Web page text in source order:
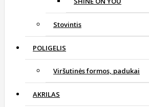
Stovintis
POLIGELIS
Viršutinės formos, padukai
AKRILAS